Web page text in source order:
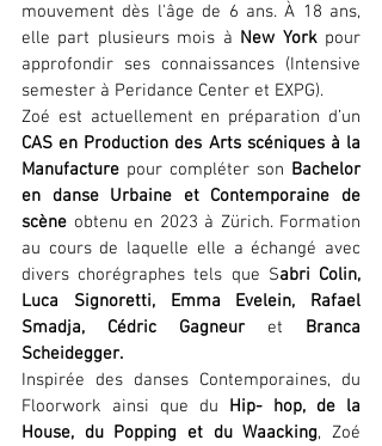
mouvement dès l'âge de 6 ans. À 18 ans,
elle part plusieurs mois à New York pour
approfondir ses connaissances (Intensive
semester à Peridance Center et EXPG).
CAS en Production des Arts scéniques à la
Manufacture pour compléter son Bachelor
en danse Urbaine et Contemporaine de
scène obtenu en 2023 à Zürich. Formation
au cours de laquelle elle a échangé avec
divers chorégraphes tels que Sabri Colin,
Luca Signoretti, Emma Evelein, Rafael
Smadja, Cédric Gagneur et Branca
Scheidegger.
Inspirée des danses Contemporaines, du
Floorwork ainsi que du Hip- hop, de la
House, du Popping et du Waacking, Zoé